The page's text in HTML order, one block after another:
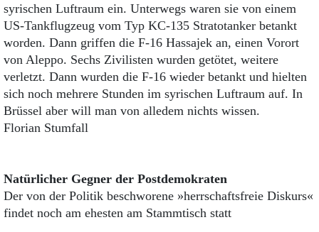
syrischen Luftraum ein. Unterwegs waren sie von einem
US-Tankflugzeug vom Typ KC-135 Stratotanker betankt
worden. Dann griffen die F-16 Hassajek an, einen Vorort
von Aleppo. Sechs Zivilisten wurden getötet, weitere
verletzt. Dann wurden die F-16 wieder betankt und hielten
sich noch mehrere Stunden im syrischen Luftraum auf. In
Brüssel aber will man von alledem nichts wissen.
Florian Stumfall
Natürlicher Gegner der Postdemokraten
Der von der Politik beschworene »herrschaftsfreie Diskurs«
findet noch am ehesten am Stammtisch statt